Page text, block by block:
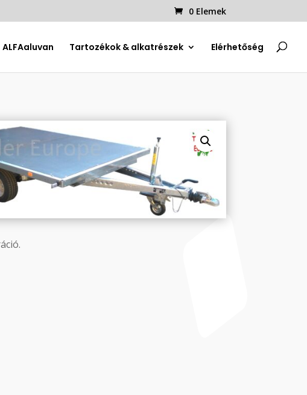
0 Elemek
ALFAaluvan Tartozékok & alkatrészek Elérhetőség